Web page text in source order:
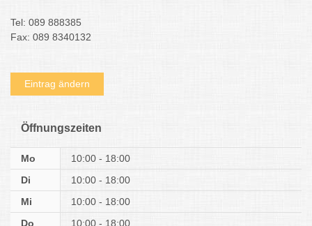
Tel: 089 888385
Fax: 089 8340132
Eintrag ändern
Öffnungszeiten
Mo
10:00 - 18:00
Di
10:00 - 18:00
Mi
10:00 - 18:00
Do
10:00 - 18:00